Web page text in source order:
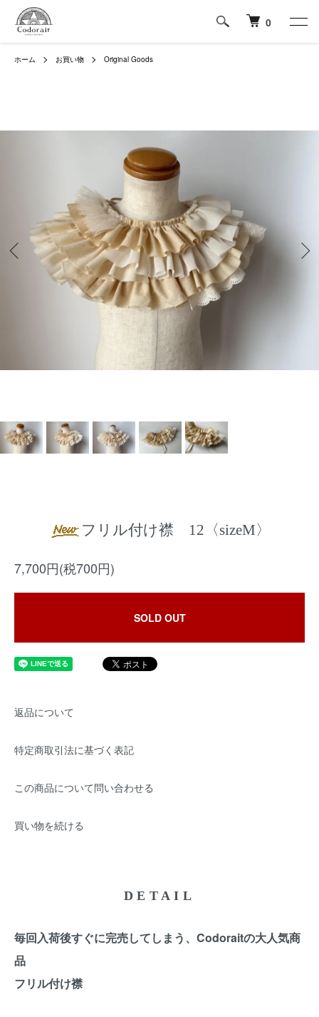
0
ホーム お買い物 Original Goods
フリル付け襟 12〈sizeM〉
7,700円(税700円)
SOLD OUT
返品について
特定商取引法に基づく表記
この商品について問い合わせる
買い物を続ける
DETAIL
毎回入荷後すぐに完売してしまう、Codoraitの大人気商
品
フリル付け襟